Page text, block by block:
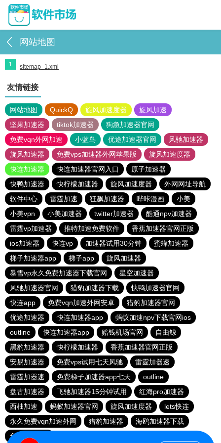
网站地图
1 sitemap_1.xml
友情链接
网站地图 QuickQ 旋风加速度器
旋风加速
坚果加速器
tiktok加速器
狗急加速器官网
免费vqn外网加速
小蓝鸟 优途加速器官网
风驰加速器
旋风加速器
免费vps加速器外网苹果版
旋风加速度器
快连加速器
快连加速器官网入口
原子加速器
快鸭加速器
快柠檬加速器 旋风加速度器
外网网址导航
软件中心
雷霆加速 狂飙加速器 哔咔漫画
小美
小美vpn
小美加速器 twitter加速器
酷通npv加速器
雷霆vp加速器
推特加速免费软件
香蕉加速器官网正版
ios加速器
快连vp 加速器试用30分钟
蜜蜂加速器
梯子加速器app
梯子app
旋风加速器
暴雪vp永久免费加速器下载官网
星空加速器
风驰加速器官网
猎豹加速器下载
快鸭加速器官网
快连app
免费vqn加速外网安卓
猎豹加速器官网
优途加速器
快连加速器app
蚂蚁加速npv下载官网ios
outline
快连加速器app 赔钱机场官网
自由鲸
黑豹加速器
快柠檬加速器
香蕉加速器官网正版
安易加速器
免费vps试用七天风驰
雷霆加器速
雷霆加器速
免费梯子加速器app七天
outline
盘古加速器
飞驰加速器15分钟试用
红海pro加速器
西柚加速
蚂蚁加速器官网 旋风加速度器
lets快连
永久免费vqn加速外网
猎豹加速器
海鸥加速器下载
免费vqn加速